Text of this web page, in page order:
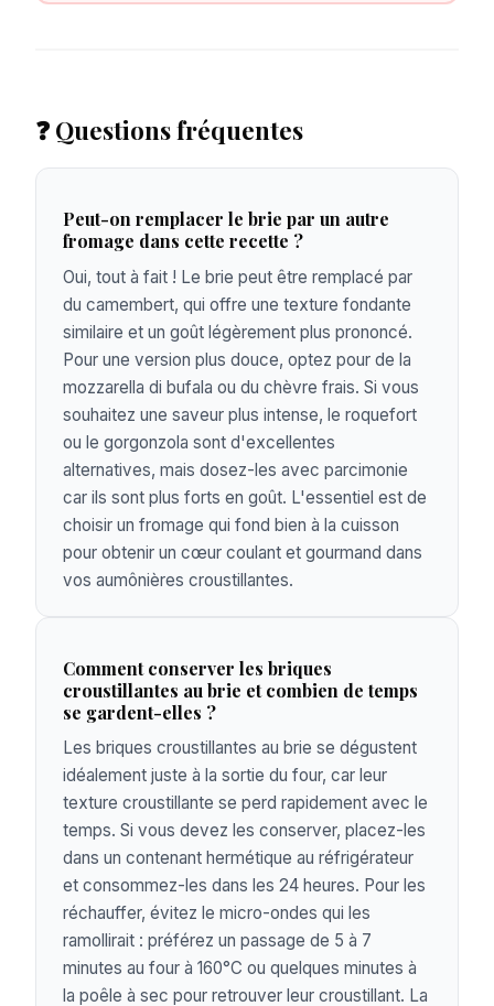
❓ Questions fréquentes
Peut-on remplacer le brie par un autre
fromage dans cette recette ?
Oui, tout à fait ! Le brie peut être remplacé par
du camembert, qui offre une texture fondante
similaire et un goût légèrement plus prononcé.
Pour une version plus douce, optez pour de la
mozzarella di bufala ou du chèvre frais. Si vous
souhaitez une saveur plus intense, le roquefort
ou le gorgonzola sont d'excellentes
alternatives, mais dosez-les avec parcimonie
car ils sont plus forts en goût. L'essentiel est de
choisir un fromage qui fond bien à la cuisson
pour obtenir un cœur coulant et gourmand dans
vos aumônières croustillantes.
Comment conserver les briques
croustillantes au brie et combien de temps
se gardent-elles ?
Les briques croustillantes au brie se dégustent
idéalement juste à la sortie du four, car leur
texture croustillante se perd rapidement avec le
temps. Si vous devez les conserver, placez-les
dans un contenant hermétique au réfrigérateur
et consommez-les dans les 24 heures. Pour les
réchauffer, évitez le micro-ondes qui les
ramollirait : préférez un passage de 5 à 7
minutes au four à 160°C ou quelques minutes à
la poêle à sec pour retrouver leur croustillant. La